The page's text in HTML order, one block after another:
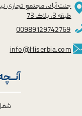
جنت آباد، مجتمع تجاری
طبقه 3، پلاک 73
00989129742769
info@Hiserbia.com